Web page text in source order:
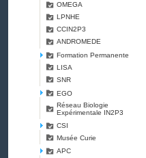
OMEGA
LPNHE
CCIN2P3
ANDROMEDE
Formation Permanente
LISA
SNR
EGO
Réseau Biologie
Expérimentale IN2P3
CSI
Musée Curie
APC